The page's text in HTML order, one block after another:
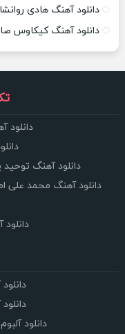
دانلود آهنگ هادی
دانلود آهنگ کیکاوس
دانلود
دانلود آهنگ
دانلود آهنگ محمد علی
دانلود
دانلود